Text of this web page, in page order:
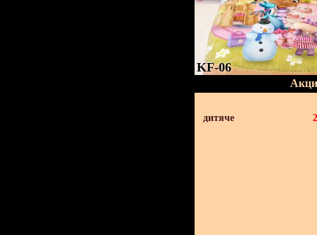
KF-06
дитяче